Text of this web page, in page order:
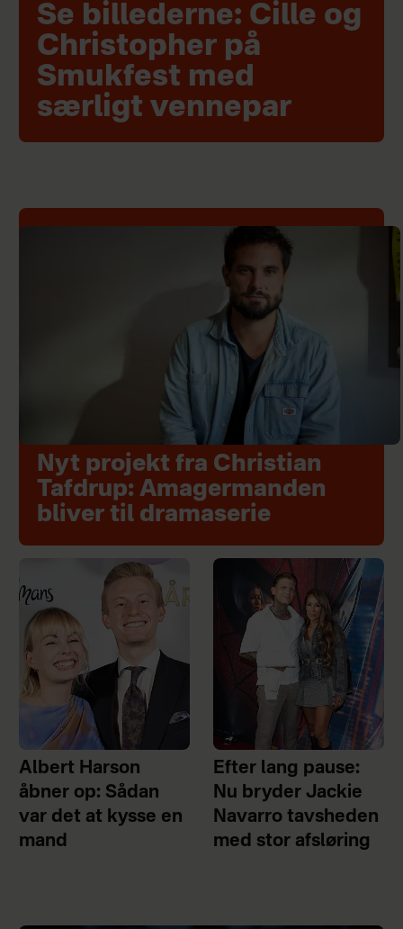
Se billederne: Cille og
Christopher på
Smukfest med
særligt vennepar
Nyt projekt fra Christian
Tafdrup: Amagermanden
bliver til dramaserie
Albert Harson
åbner op: Sådan
var det at kysse en
mand
Efter lang pause:
Nu bryder Jackie
Navarro tavsheden
med stor afsløring